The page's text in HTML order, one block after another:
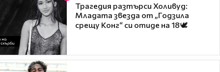
Трагедия разтърси Холивуд:
Младата звезда от „Годзила
срещу Конг“ си отиде на 18🕊️